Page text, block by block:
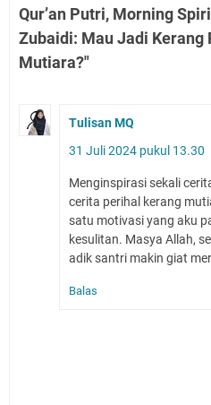
Qur’an Putri, Morning
Zubaidi: Mau Jadi Kerang
Mutiara?"
Tulisan MQ
31 Juli 2024 pukul 13.30
Menginspirasi sekali
cerita perihal kerang
satu motivasi yang aku
kesulitan. Masya Allah,
adik santri makin giat
Balas